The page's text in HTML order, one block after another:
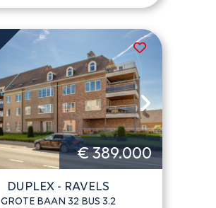
€ 389.000
DUPLEX - RAVELS
GROTE BAAN 32 BUS 3.2